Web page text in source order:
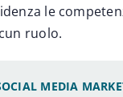
le
ruolo.
MEDIA